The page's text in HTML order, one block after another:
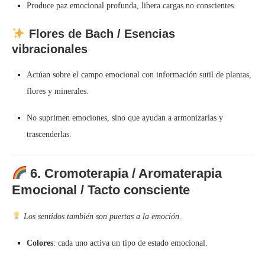
Produce paz emocional profunda, libera cargas no conscientes.
Flores de Bach / Esencias
vibracionales
Actúan sobre el campo emocional con información sutil de plantas,
flores y minerales.
No suprimen emociones, sino que ayudan a armonizarlas y
trascenderlas.
6. Cromoterapia / Aromaterapia
Emocional / Tacto consciente
Los sentidos también son puertas a la emoción.
Colores: cada uno activa un tipo de estado emocional.